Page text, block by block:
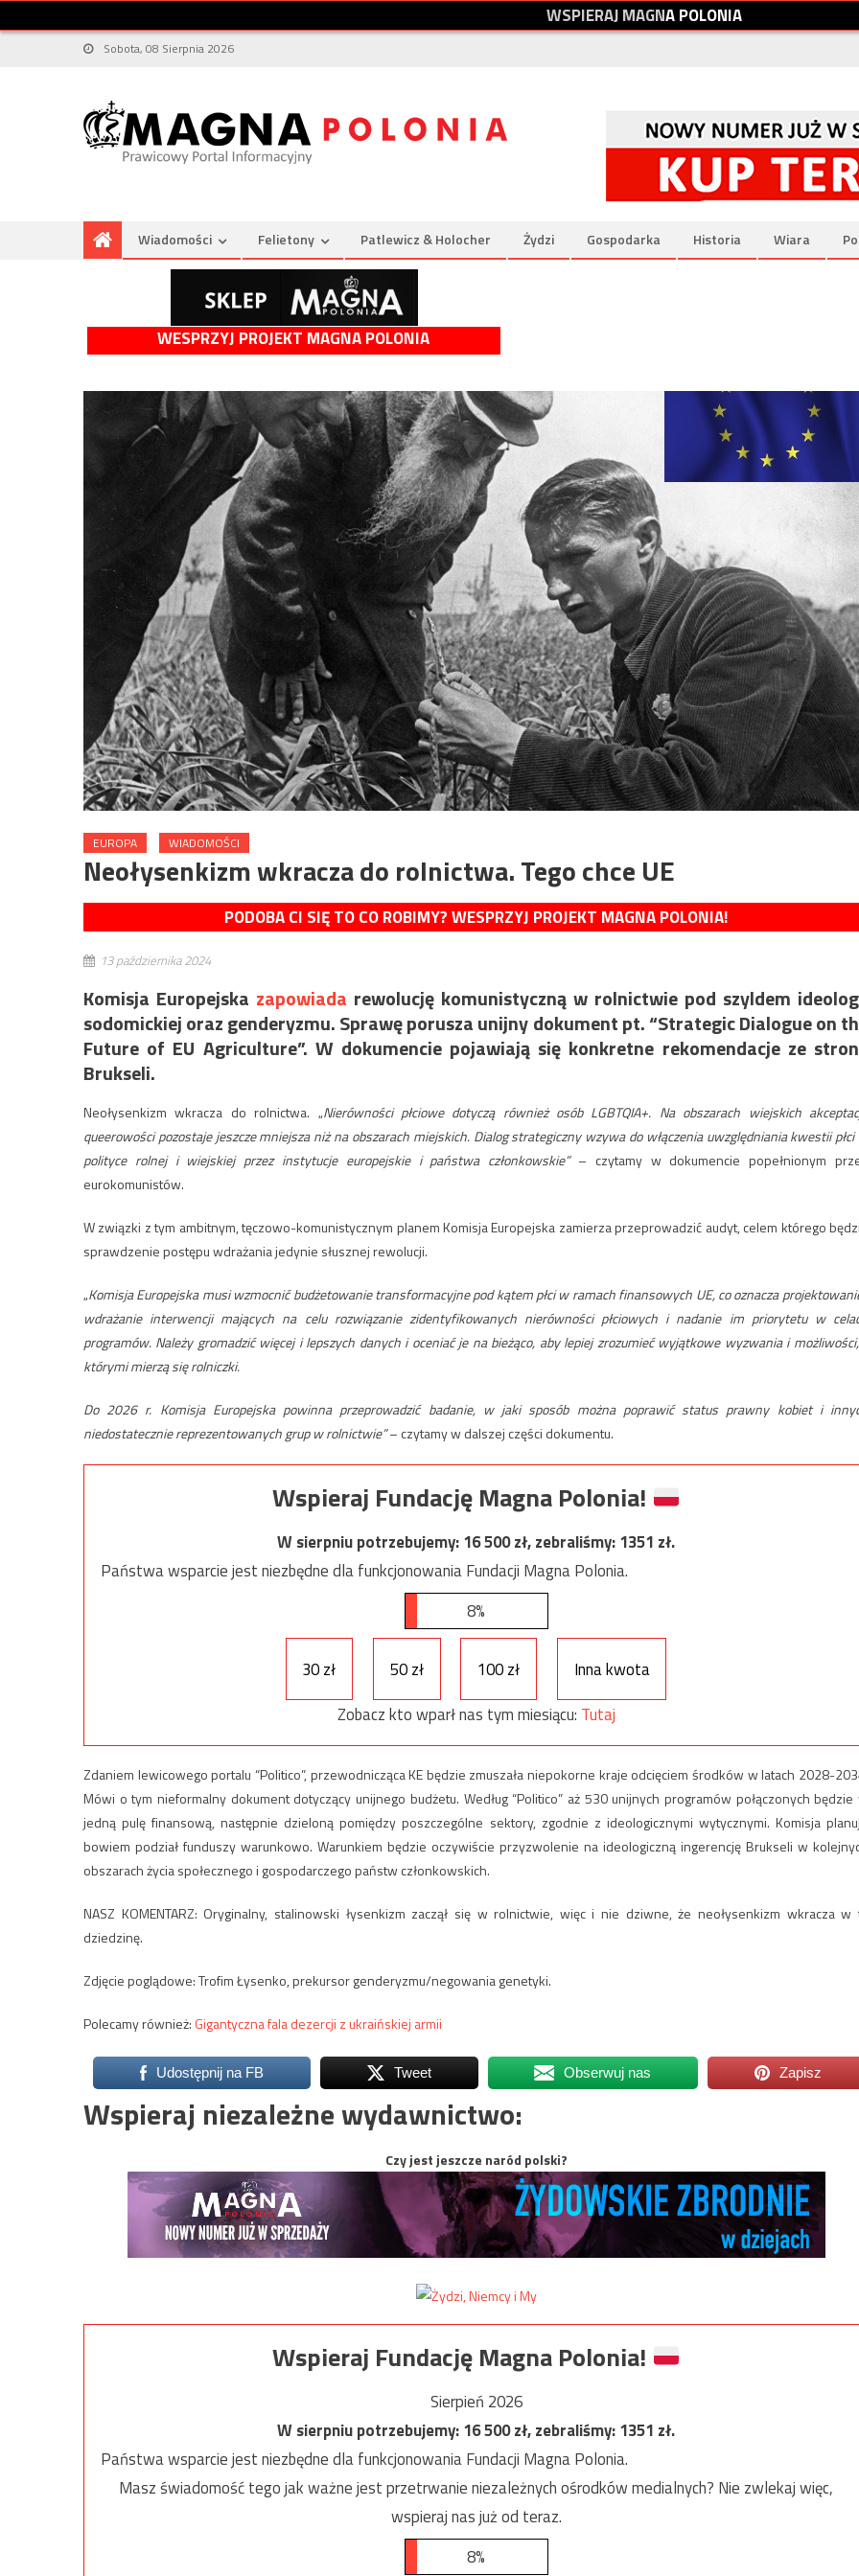
WSPIERAJMAGNAPOLONIA
Sobota, 08 Sierpnia 2026
Wiadomości Felietony Patlewicz & Holocher Żydzi Gospodarka Historia Wiara
WESPRZYJ PROJEKT MAGNA POLONIA
EUROPA WIADOMOŚCI
Neołysenkizm wkracza do rolnictwa. Tego chce UE
PODOBA CI SIĘ TO CO ROBIMY? WESPRZYJ PROJEKT MAGNA POLONIA!
13 października 2024
Komisja Europejska zapowiada rewolucję komunistyczną w rolnictwie pod szyldem
sodomickiej oraz genderyzmu. Sprawę porusza unijny dokument pt. “Strategic Dialogue on
Future of EU Agriculture”. W dokumencie pojawiają się konkretne rekomendacje ze
Brukseli.
Neołysenkizm wkracza do rolnictwa. „Nierówności płciowe dotyczą również osób LGBTQIA+. Na obszarach wiejskich
queerowości pozostaje jeszcze mniejsza niż na obszarach miejskich. Dialog strategiczny wzywa do włączenia uwzględniania kwestii
polityce rolnej i wiejskiej przez instytucje europejskie i państwa członkowskie” – czytamy w dokumencie popełnionym
eurokomunistów.
W związki z tym ambitnym, tęczowo-komunistycznym planem Komisja Europejska zamierza przeprowadzić audyt, celem którego
sprawdzenie postępu wdrażania jedynie słusznej rewolucji.
„Komisja Europejska musi wzmocnić budżetowanie transformacyjne pod kątem płci w ramach finansowych UE, co oznacza
wdrażanie interwencji mających na celu rozwiązanie zidentyfikowanych nierówności płciowych i nadanie im priorytetu w
programów. Należy gromadzić więcej i lepszych danych i oceniać je na bieżąco, aby lepiej zrozumieć wyjątkowe wyzwania i
którymi mierzą się rolniczki.
Do 2026 r. Komisja Europejska powinna przeprowadzić badanie, w jaki sposób można poprawić status prawny kobiet i
niedostatecznie reprezentowanych grup w rolnictwie”– czytamy w dalszej części dokumentu.
Wspieraj Fundację Magna Polonia!
W sierpniu potrzebujemy:16 500zł, zebraliśmy:1351 zł.
Państwa wsparcie jest niezbędne dla funkcjonowania Fundacji Magna Polonia.
8%
30 zł 50 zł 100 zł
Inna kwota
Zobacz kto wparł nas tym miesiącu: Tutaj
Zdaniem lewicowego portalu “Politico”, przewodnicząca KE będzie zmuszała niepokorne kraje odcięciem środków w latach 2028-
Mówi o tym nieformalny dokument dotyczący unijnego budżetu. Według “Politico” aż 530 unijnych programów połączonych będzie
jedną pulę finansową, następnie dzieloną pomiędzy poszczególne sektory, zgodnie z ideologicznymi wytycznymi. Komisja
bowiem podział funduszy warunkowo. Warunkiem będzie oczywiście przyzwolenie na ideologiczną ingerencję Brukseli w
obszarach życia społecznego i gospodarczego państw członkowskich.
NASZ KOMENTARZ: Oryginalny, stalinowski łysenkizm zaczął się w rolnictwie, więc i nie dziwne, że neołysenkizm wkracza w
dziedzinę.
Zdjęcie poglądowe: Trofim Łysenko, prekursor genderyzmu/negowania genetyki.
Polecamy również: Gigantyczna fala dezercji z ukraińskiej armii
Udostępnij na FB Tweet Obserwuj nas Zapisz
Wspieraj niezależne wydawnictwo:
Czy jest jeszcze naród polski?
Wspieraj Fundację Magna Polonia!
Sierpień 2026
W sierpniu potrzebujemy:16 500zł, zebraliśmy:1351 zł.
Państwa wsparcie jest niezbędne dla funkcjonowania Fundacji Magna Polonia.
Masz świadomość tego jak ważne jest przetrwanie niezależnych ośrodków medialnych? Nie zwlekaj więc,
wspieraj nas już od teraz.
8%